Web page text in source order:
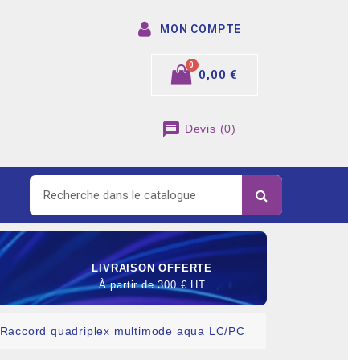
MON COMPTE
0,00 €
message Devis (0)
LIVRAISON OFFERTE
À partir de 300 € HT
Raccord quadriplex multimode aqua LC/PC